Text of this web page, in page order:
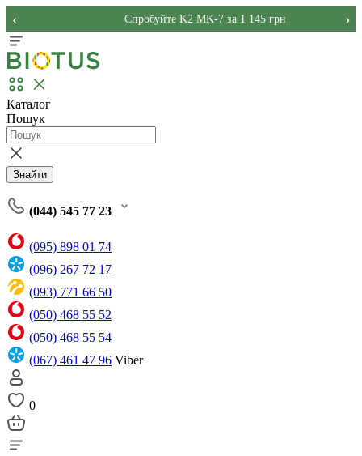
Спробуйте K2 MK-7 за 1 145 грн
‹ ›
Каталог
Пошук
Знайти
(044) 545 77 23
(095) 898 01 74
(096) 267 72 17
(093) 771 66 50
(050) 468 55 52
(050) 468 55 54
(067) 461 47 96 Viber
0